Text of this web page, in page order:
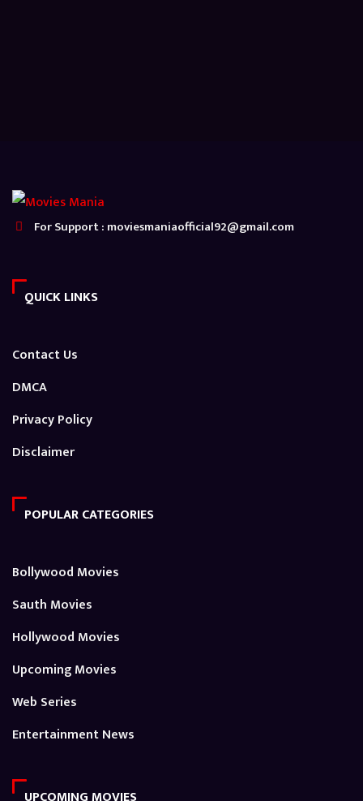
For Support : moviesmaniaofficial92@gmail.com
QUICK LINKS
Contact Us
DMCA
Privacy Policy
Disclaimer
POPULAR CATEGORIES
Bollywood Movies
Sauth Movies
Hollywood Movies
Upcoming Movies
Web Series
Entertainment News